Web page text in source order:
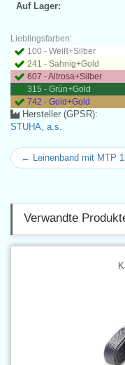
Auf Lager:
Lieblingsfarben:
100 - Weiß+Silber
241 - Sahnig+Gold
607 - Altrosa+Silber
315 - Grün+Gold
742 - Gold+Gold
Hersteller (GPSR):
STUHA, a.s.
← Leinenband mit MTP
Verwandte